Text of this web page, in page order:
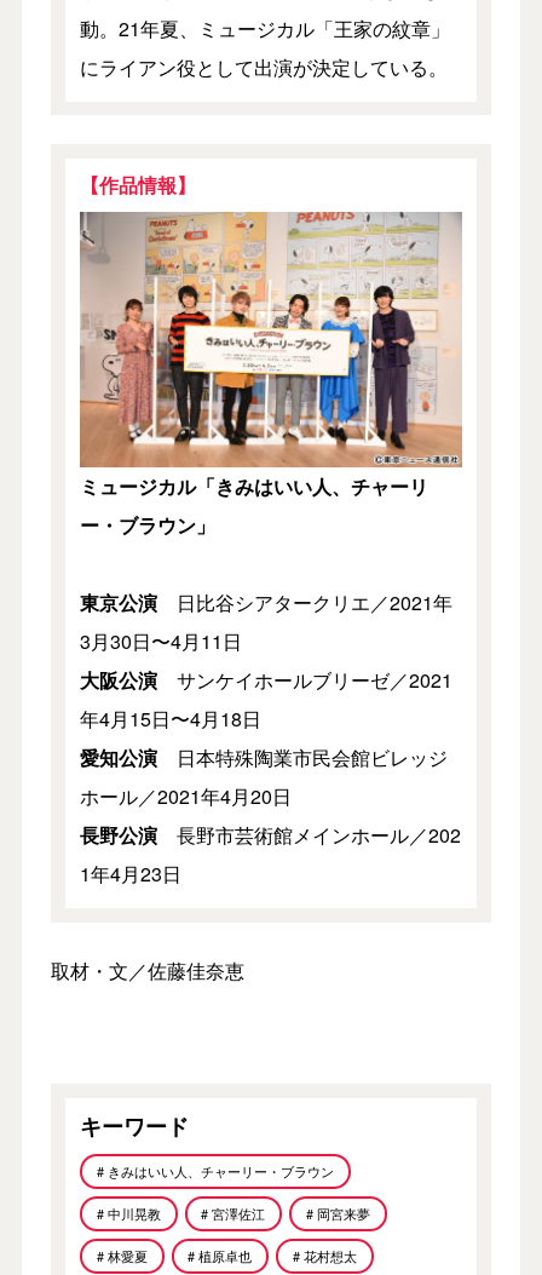
動。21年夏、ミュージカル「王家の紋章」
にライアン役として出演が決定している。
【作品情報】
ミュージカル「きみはいい人、チャーリ
ー・ブラウン」
東京公演日比谷シアタークリエ／2021年
3月30日〜4月11日
大阪公演サンケイホールブリーゼ／2021
年4月15日〜4月18日
愛知公演日本特殊陶業市民会館ビレッジ
ホール／2021年4月20日
長野公演長野市芸術館メインホール／202
1年4月23日
取材・文／佐藤佳奈恵
キーワード
# きみはいい人、チャーリー・ブラウン
# 中川晃教 # 宮澤佐江 # 岡宮来夢
# 林愛夏 # 植原卓也 # 花村想太